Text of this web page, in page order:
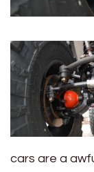
cars are a